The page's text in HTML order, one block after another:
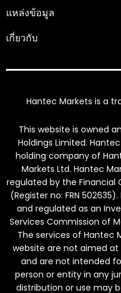
แหล่งข้อมูล
เกี่ยวกับ
Hantec Markets is a
This website is owned
Holdings Limited.
holding company of
Markets Ltd. Hantec
regulated by the Financial
(Register no: FRN
and regulated as an
Services Commission of
The services of Hantec
website are not aimed
and are not intended
person or entity in any
distribution or use may